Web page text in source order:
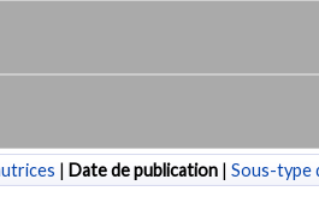
| Date de publication | Sous-type